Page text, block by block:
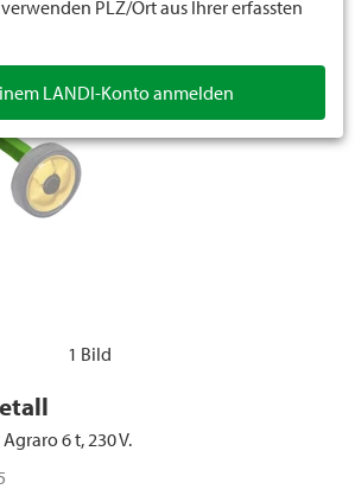
1 Bild
6 t, 230 V.
PLZ/Ort aus Ihrer erfassten
LANDI-Konto anmelden